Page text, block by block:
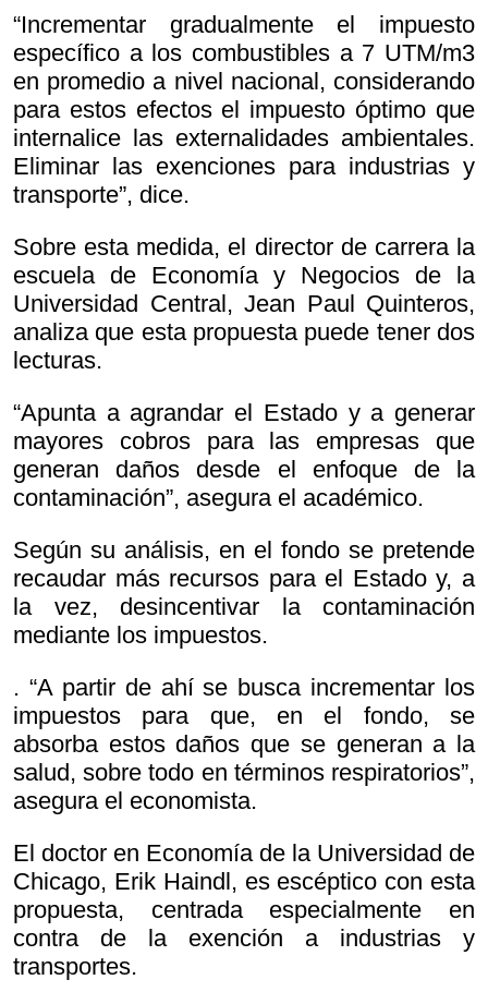
“Incrementar gradualmente el impuesto
específico a los combustibles a 7 UTM/m3
en promedio a nivel nacional, considerando
para estos efectos el impuesto óptimo que
internalice las externalidades ambientales.
Eliminar las exenciones para industrias y
transporte”, dice.
Sobre esta medida, el director de carrera la
escuela de Economía y Negocios de la
Universidad Central, Jean Paul Quinteros,
analiza que esta propuesta puede tener dos
lecturas.
“Apunta a agrandar el Estado y a generar
mayores cobros para las empresas que
generan daños desde el enfoque de la
contaminación”, asegura el académico.
Según su análisis, en el fondo se pretende
recaudar más recursos para el Estado y, a
la vez, desincentivar la contaminación
mediante los impuestos.
. “A partir de ahí se busca incrementar los
impuestos para que, en el fondo, se
absorba estos daños que se generan a la
salud, sobre todo en términos respiratorios”,
asegura el economista.
El doctor en Economía de la Universidad de
Chicago, Erik Haindl, es escéptico con esta
propuesta, centrada especialmente en
contra de la exención a industrias y
transportes.